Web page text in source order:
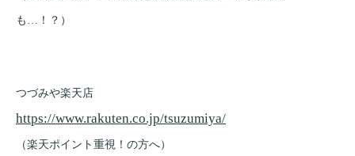
も…！？）
つづみや楽天店
https://www.rakuten.co.jp/tsuzumiya/
（楽天ポイント重視！の方へ）